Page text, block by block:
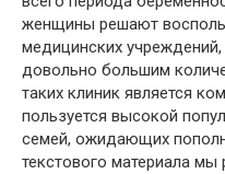
женщины решают
медицинских
довольно большим
таких клиник является
пользуется высокой
семей, ожидающих
текстового материала